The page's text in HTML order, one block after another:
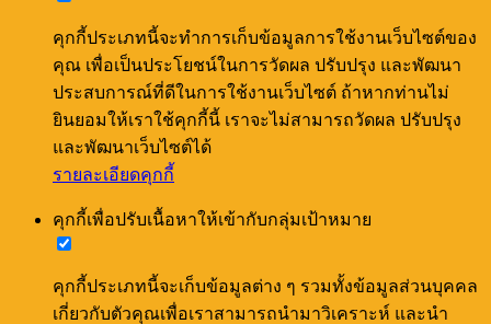
คุกกี้ประเภทนี้จะทำการเก็บข้อมูลการใช้งานเว็บไซต์ของ
คุณ เพื่อเป็นประโยชน์ในการวัดผล ปรับปรุง และพัฒนา
ประสบการณ์ที่ดีในการใช้งานเว็บไซต์ ถ้าหากท่านไม่
ยินยอมให้เราใช้คุกกี้นี้ เราจะไม่สามารถวัดผล ปรับปรุง
และพัฒนาเว็บไซต์ได้
รายละเอียดคุกกี้
คุกกี้เพื่อปรับเนื้อหาให้เข้ากับกลุ่มเป้าหมาย
คุกกี้ประเภทนี้จะเก็บข้อมูลต่าง ๆ รวมทั้งข้อมูลส่วนบุคคล
เกี่ยวกับตัวคุณเพื่อเราสามารถนำมาวิเคราะห์ และนำ